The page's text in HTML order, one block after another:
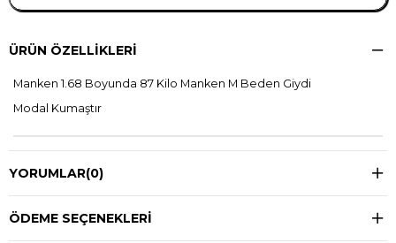
ÜRÜN ÖZELLIKLERI
Manken 1.68 Boyunda 87 Kilo Manken M Beden Giydi
Modal Kumaştır
YORUMLAR(0)
ÖDEME SEÇENEKLERI